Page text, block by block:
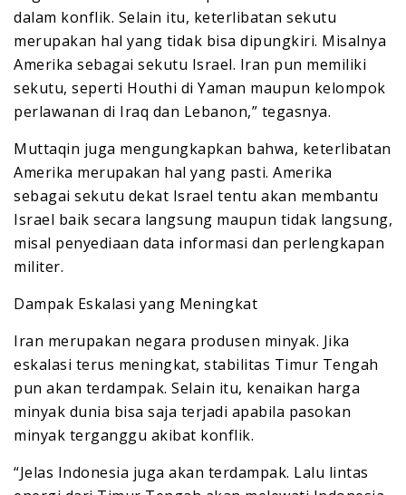
dalam konflik. Selain itu, keterlibatan sekutu
merupakan hal yang tidak bisa dipungkiri. Misalnya
Amerika sebagai sekutu Israel. Iran pun memiliki
sekutu, seperti Houthi di Yaman maupun kelompok
perlawanan di Iraq dan Lebanon,” tegasnya.
Muttaqin juga mengungkapkan bahwa, keterlibatan
Amerika merupakan hal yang pasti. Amerika
sebagai sekutu dekat Israel tentu akan membantu
Israel baik secara langsung maupun tidak langsung,
misal penyediaan data informasi dan perlengkapan
militer.
Dampak Eskalasi yang Meningkat
Iran merupakan negara produsen minyak. Jika
eskalasi terus meningkat, stabilitas Timur Tengah
pun akan terdampak. Selain itu, kenaikan harga
minyak dunia bisa saja terjadi apabila pasokan
minyak terganggu akibat konflik.
“Jelas Indonesia juga akan terdampak. Lalu lintas